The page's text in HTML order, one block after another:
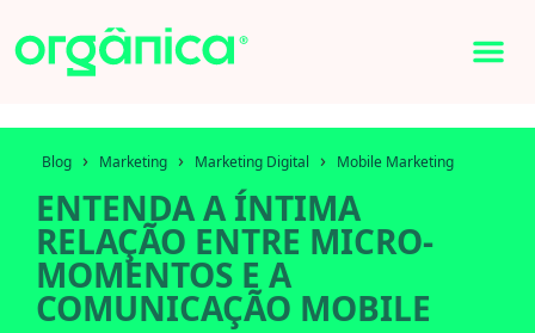
Blog › Marketing › Marketing Digital › Mobile Marketing
ENTENDA A ÍNTIMA
RELAÇÃO ENTRE MICRO-
MOMENTOS E A
COMUNICAÇÃO MOBILE